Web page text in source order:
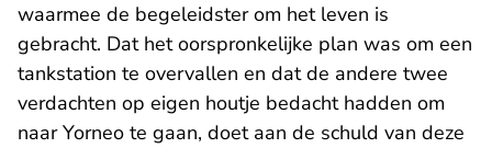
waarmee de begeleidster om het leven is
gebracht. Dat het oorspronkelijke plan was om een
tankstation te overvallen en dat de andere twee
verdachten op eigen houtje bedacht hadden om
naar Yorneo te gaan, doet aan de schuld van deze